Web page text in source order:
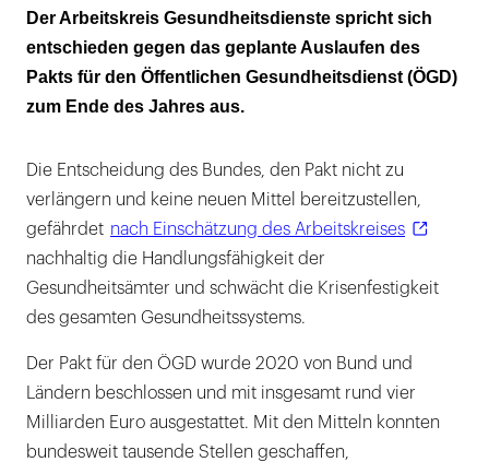
„Dialog ersetzt keine verlässliche
Finanzierung“
Der Arbeitskreis Gesundheitsdienste spricht sich
entschieden gegen das geplante Auslaufen des
Pakts für den Öffentlichen Gesundheitsdienst (ÖGD)
zum Ende des Jahres aus.
Die Entscheidung des Bundes, den Pakt nicht zu
verlängern und keine neuen Mittel bereitzustellen,
gefährdet nach Einschätzung des Arbeitskreises
nachhaltig die Handlungsfähigkeit der
Gesundheitsämter und schwächt die Krisenfestigkeit
des gesamten Gesundheitssystems.
Der Pakt für den ÖGD wurde 2020 von Bund und
Ländern beschlossen und mit insgesamt rund vier
Milliarden Euro ausgestattet. Mit den Mitteln konnten
bundesweit tausende Stellen geschaffen,